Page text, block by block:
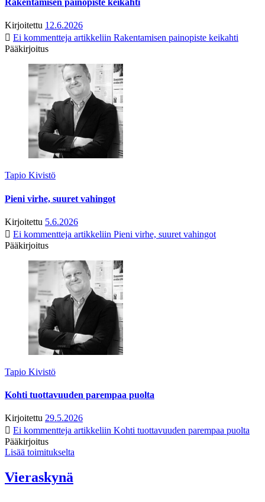
Rakentamisen painopiste keikahti
Kirjoitettu 12.6.2026
Ei kommentteja artikkeliin Rakentamisen painopiste keikahti
Pääkirjoitus
Tapio Kivistö
Pieni virhe, suuret vahingot
Kirjoitettu 5.6.2026
Ei kommentteja artikkeliin Pieni virhe, suuret vahingot
Pääkirjoitus
Tapio Kivistö
Kohti tuottavuuden parempaa puolta
Kirjoitettu 29.5.2026
Ei kommentteja artikkeliin Kohti tuottavuuden parempaa puolta
Pääkirjoitus
Lisää toimitukselta
Vieraskynä